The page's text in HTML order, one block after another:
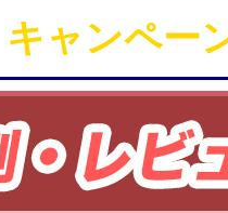
キャンペー